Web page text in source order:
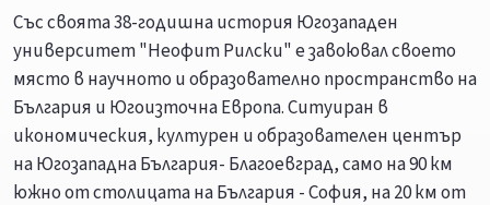
Със своята 38-годишна история Югозападен
университет "Неофит Рилски" е завоювал своето
място в научното и образователно пространство на
България и Югоизточна Европа. Ситуиран в
икономическия, културен и образователен център
на Югозападна България- Благоевград, само на 90 км
южно от столицата на България - София, на 20 км от